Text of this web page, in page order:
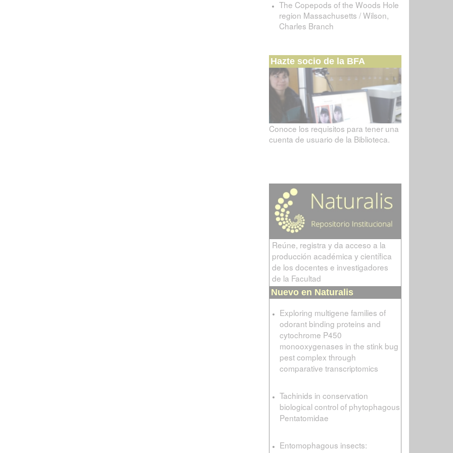
The Copepods of the Woods Hole
region Massachusetts / Wilson,
Charles Branch
Hazte socio de la BFA
Conoce los requisitos para tener una
cuenta de usuario de la Biblioteca.
Reúne, registra y da acceso a la
producción académica y científica
de los docentes e investigadores
de la Facultad
Nuevo en Naturalis
Exploring multigene families of
odorant binding proteins and
cytochrome P450
monooxygenases in the stink bug
pest complex through
comparative transcriptomics
Tachinids in conservation
biological control of phytophagous
Pentatomidae
Entomophagous insects: